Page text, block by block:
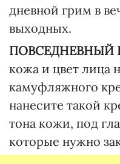
дневной грим в
выходных.
ПОВСЕДНЕВНЫЙ
кожа и цвет лица
камуфляжного
нанесите такой
тона кожи, под
которые нужно